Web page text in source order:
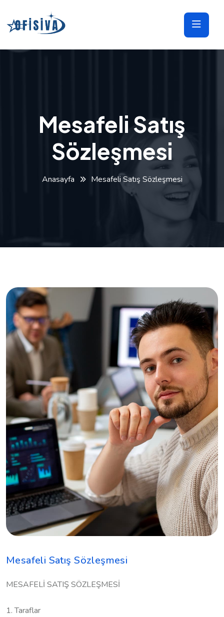
Mesafeli Satış
Sözleşmesi
Anasayfa Mesafeli Satış Sözleşmesi
Mesafeli Satış Sözleşmesi
MESAFELİ SATIŞ SÖZLEŞMESİ
1. Taraflar